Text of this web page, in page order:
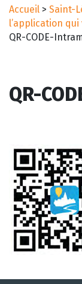
Accueil > Saint-
l’application
QR-CODE-
QR-